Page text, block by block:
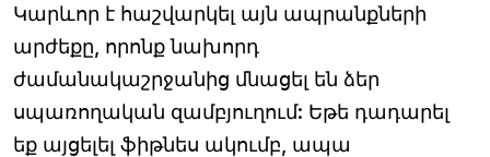
Կարևոր է հաշվարկել այն ապրանքների
արժեքը, որոնք նախորդ
ժամանակաշրջանից մնացել են ձեր
սպառողական զամբյուղում: Եթե ​​դադարել
եք այցելել ֆիթնես ակումբ, ապա